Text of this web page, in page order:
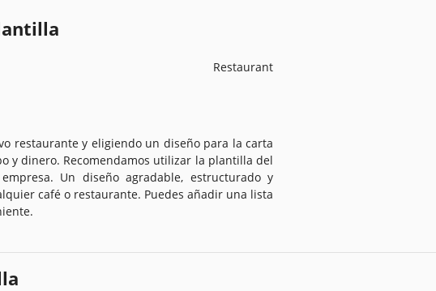
Restaurant
restaurante y eligiendo un diseño para la carta
y dinero. Recomendamos utilizar la plantilla del
Un diseño agradable, estructurado y
café o restaurante. Puedes añadir una lista